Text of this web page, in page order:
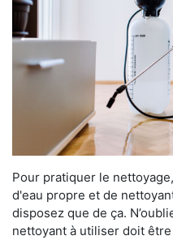
Pour pratiquer le
d'eau propre et de
disposez que de ça.
nettoyant à utiliser doit